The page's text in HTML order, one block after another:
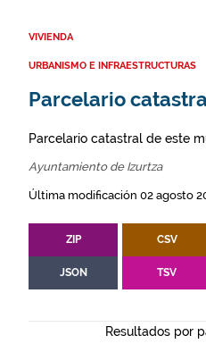
VIVIENDA
URBANISMO E INFRAESTRUCTURAS
Parcelario
Parcelario catastral de este
Ayuntamiento de Izurtza
Última modificación 02 agosto
ZIP CSV
JSON TSV
Resultados por